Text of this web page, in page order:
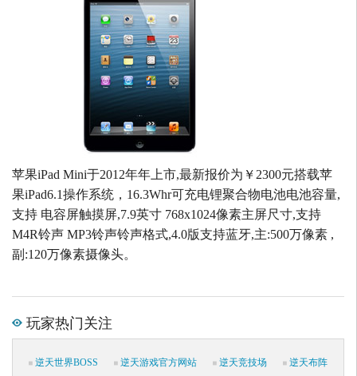
苹果iPad Mini于2012年年上市,最新报价为￥2300元搭载苹
果iPad6.1操作系统，16.3Whr可充电锂聚合物电池电池容量,
支持 电容屏触摸屏,7.9英寸 768x1024像素主屏尺寸,支持
M4R铃声 MP3铃声铃声格式,4.0版支持蓝牙,主:500万像素 ,
副:120万像素摄像头。
玩家热门关注
逆天世界BOSS 逆天游戏官方网站 逆天竞技场
逆天布阵